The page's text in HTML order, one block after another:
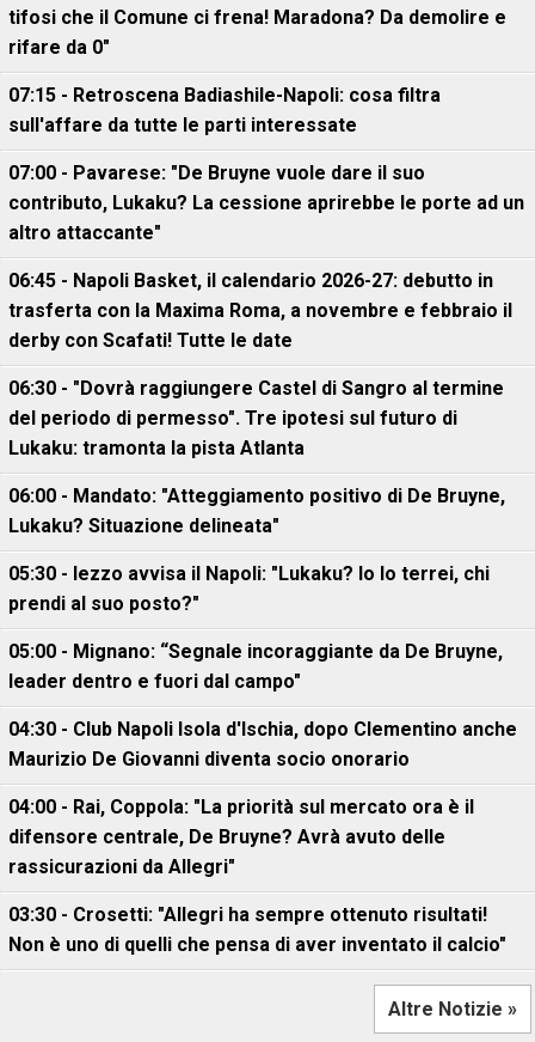
tifosi che il Comune ci frena! Maradona? Da demolire e
rifare da 0"
07:15 - Retroscena Badiashile-Napoli: cosa filtra
sull'affare da tutte le parti interessate
07:00 - Pavarese: "De Bruyne vuole dare il suo
contributo, Lukaku? La cessione aprirebbe le porte ad un
altro attaccante"
06:45 - Napoli Basket, il calendario 2026-27: debutto in
trasferta con la Maxima Roma, a novembre e febbraio il
derby con Scafati! Tutte le date
06:30 - "Dovrà raggiungere Castel di Sangro al termine
del periodo di permesso". Tre ipotesi sul futuro di
Lukaku: tramonta la pista Atlanta
06:00 - Mandato: "Atteggiamento positivo di De Bruyne,
Lukaku? Situazione delineata"
05:30 - Iezzo avvisa il Napoli: "Lukaku? Io lo terrei, chi
prendi al suo posto?"
05:00 - Mignano: “Segnale incoraggiante da De Bruyne,
leader dentro e fuori dal campo"
04:30 - Club Napoli Isola d'Ischia, dopo Clementino anche
Maurizio De Giovanni diventa socio onorario
04:00 - Rai, Coppola: "La priorità sul mercato ora è il
difensore centrale, De Bruyne? Avrà avuto delle
rassicurazioni da Allegri"
03:30 - Crosetti: "Allegri ha sempre ottenuto risultati!
Non è uno di quelli che pensa di aver inventato il calcio"
Altre Notizie »